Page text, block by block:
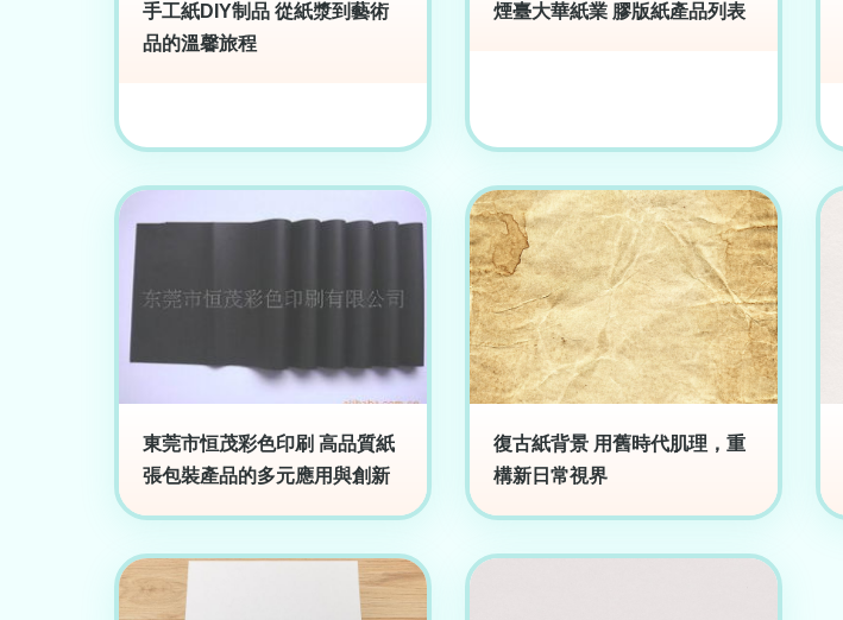
手工紙DIY制品 從紙漿到藝術
品的溫馨旅程
煙臺大華紙業 膠版紙產品列表
東莞市恒茂彩色印刷 高品質紙
張包裝產品的多元應用與創新
復古紙背景 用舊時代肌理，重
構新日常視界